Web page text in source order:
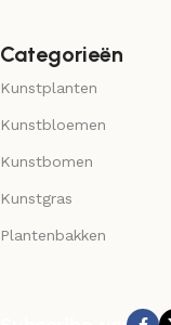
Categorieën
Kunstplanten
Kunstbloemen
Kunstbomen
Kunstgras
Plantenbakken